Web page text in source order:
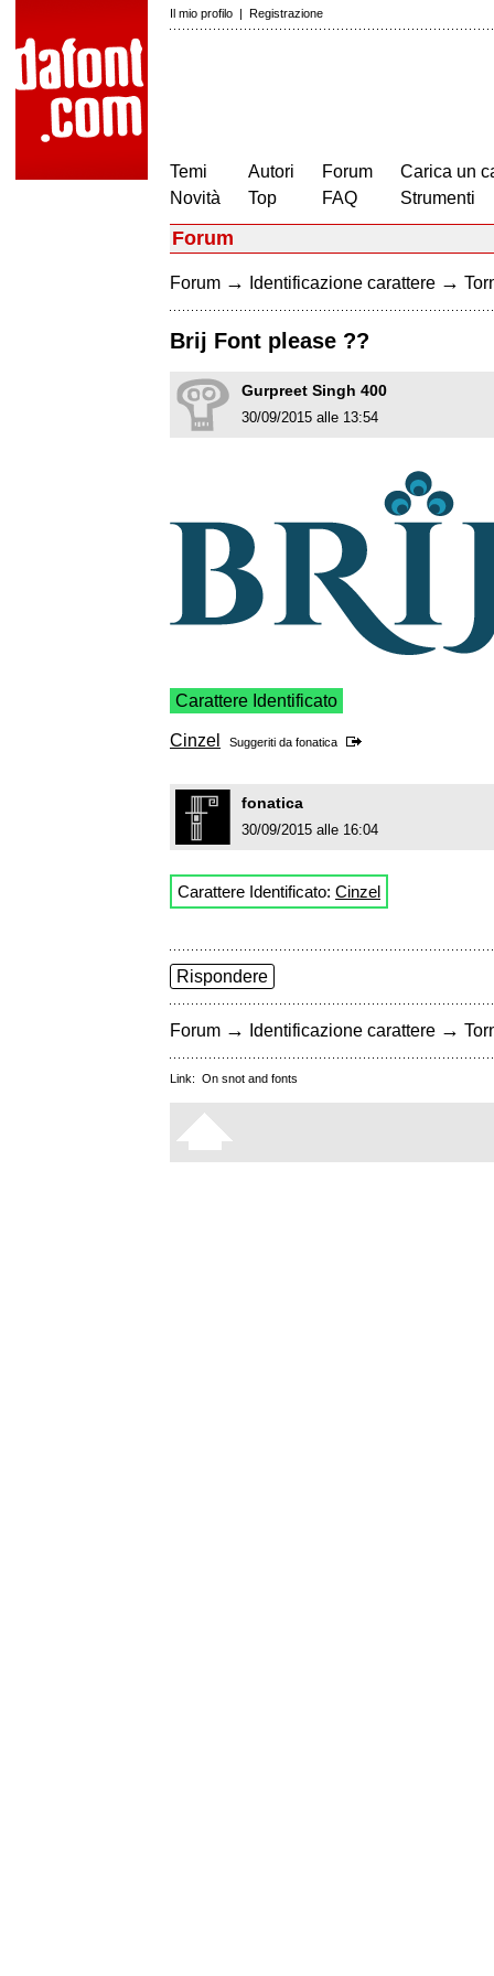
Il mio profilo | Registrazione
Temi
Novità
Autori
Top
Forum
FAQ
Carica un
Strumenti
Forum
Forum → Identificazione carattere →
Brij Font please ??
Gurpreet Singh 400
30/09/2015 alle 13:54
Carattere Identificato
Cinzel Suggeriti da fonatica
fonatica
30/09/2015 alle 16:04
Carattere Identificato: Cinzel
Rispondere
Forum → Identificazione carattere →
Link: On snot and fonts